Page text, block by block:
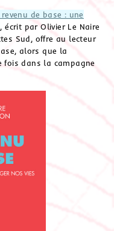
de base : une
, écrit par Olivier Le Naire
Sud, offre au lecteur
alors que la
fois dans la campagne